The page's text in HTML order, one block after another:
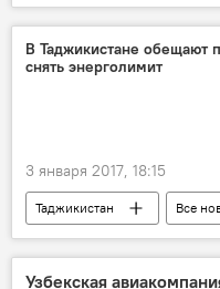
Дильшод Назаров
Допинг-скандал вокруг
Таджикистан
В Таджикистане обещают
снять энерголимит
3 января 2017, 18:15
Таджикистан
Все
электроэнергия
Узбекская